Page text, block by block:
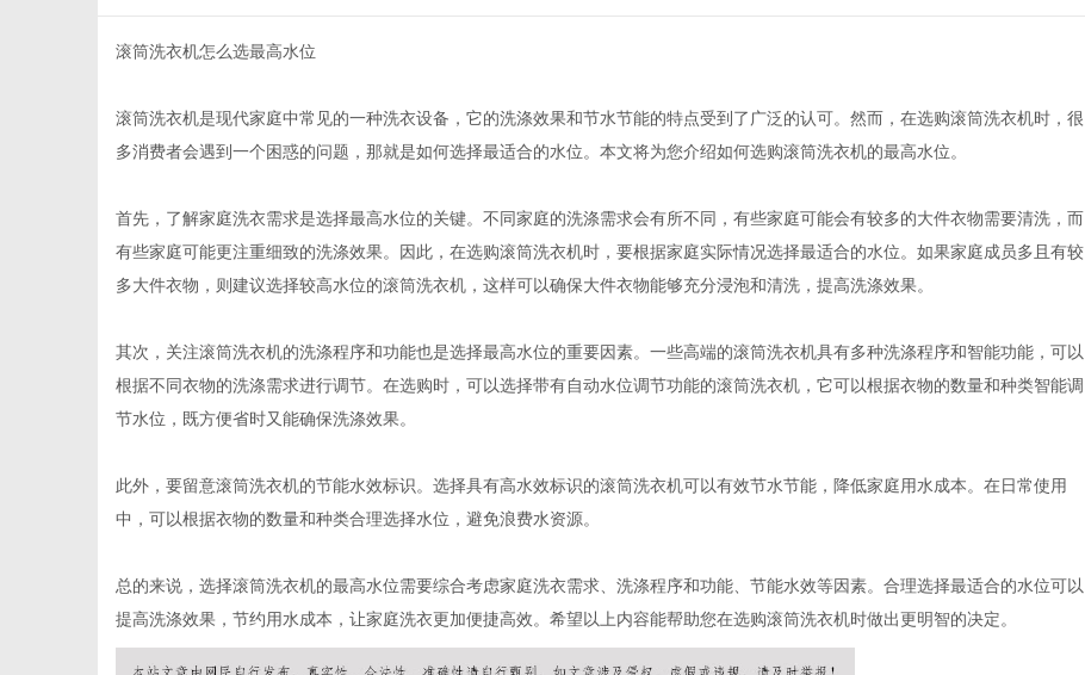
滚筒洗衣机怎么选最高水位
滚筒洗衣机是现代家庭中常见的一种洗衣设备，它的洗涤效果和节水节能的特点受到了广泛的认可。然而，在选购滚筒洗衣机时，很
多消费者会遇到一个困惑的问题，那就是如何选择最适合的水位。本文将为您介绍如何选购滚筒洗衣机的最高水位。
首先，了解家庭洗衣需求是选择最高水位的关键。不同家庭的洗涤需求会有所不同，有些家庭可能会有较多的大件衣物需要清洗，而
有些家庭可能更注重细致的洗涤效果。因此，在选购滚筒洗衣机时，要根据家庭实际情况选择最适合的水位。如果家庭成员多且有较
多大件衣物，则建议选择较高水位的滚筒洗衣机，这样可以确保大件衣物能够充分浸泡和清洗，提高洗涤效果。
其次，关注滚筒洗衣机的洗涤程序和功能也是选择最高水位的重要因素。一些高端的滚筒洗衣机具有多种洗涤程序和智能功能，可以
根据不同衣物的洗涤需求进行调节。在选购时，可以选择带有自动水位调节功能的滚筒洗衣机，它可以根据衣物的数量和种类智能调
节水位，既方便省时又能确保洗涤效果。
此外，要留意滚筒洗衣机的节能水效标识。选择具有高水效标识的滚筒洗衣机可以有效节水节能，降低家庭用水成本。在日常使用
中，可以根据衣物的数量和种类合理选择水位，避免浪费水资源。
总的来说，选择滚筒洗衣机的最高水位需要综合考虑家庭洗衣需求、洗涤程序和功能、节能水效等因素。合理选择最适合的水位可以
提高洗涤效果，节约用水成本，让家庭洗衣更加便捷高效。希望以上内容能帮助您在选购滚筒洗衣机时做出更明智的决定。